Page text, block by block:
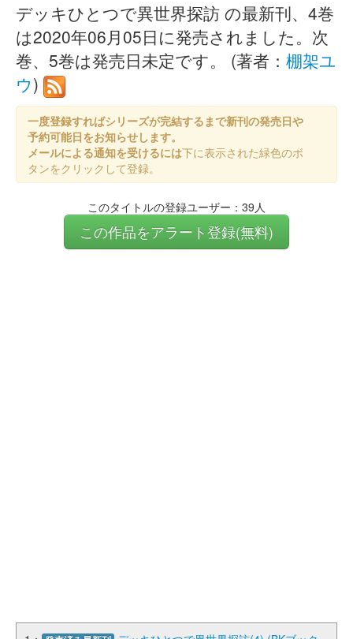
デッキひとつで異世界探訪 の最新刊、4巻
は2020年06月05日に発売されました。次
巻、5巻は発売日未定です。 (著者： 棚架ユ
ウ)
一度登録すればシリーズが完結するまで新刊の発売日や
予約可能日をお知らせします。
メールによる通知を受けるには下に表示された緑色のボ
タンをクリックして登録。
このタイトルの登録ユーザー：39人
この作品をアラート登録(無料)